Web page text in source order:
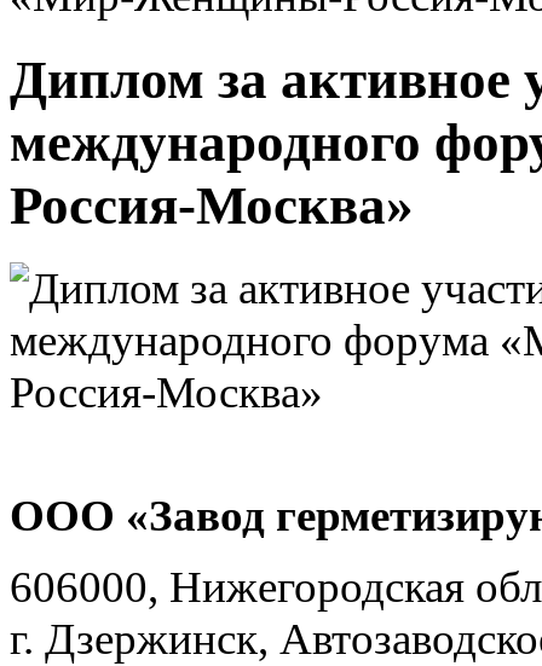
Диплом за активное
международного
Россия-Москва»
ООО «Завод
606000, Нижегородская
г. Дзержинск,